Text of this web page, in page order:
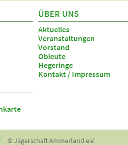
ÜBER UNS
Aktuelles
Veranstaltungen
Vorstand
Obleute
Hegeringe
Kontakt / Impressum
© Jägerschaft Ammerland e.V.